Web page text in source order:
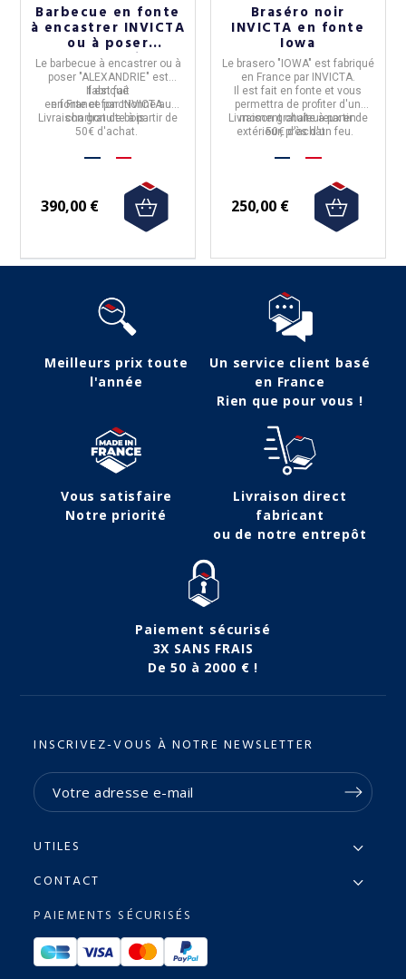
Barbecue en fonte
à encastrer INVICTA
ou à poser
Alexandrie
Le barbecue à encastrer ou à
poser "ALEXANDRIE" est
fabriqué
enFranceparINVICTA.
Il est fait
enfonteetfonctionne au
charbon de bois.
Livraison gratuite à partir de
50€ d'achat.
390,00 €
Braséro noir
INVICTA en fonte
Iowa
Le brasero "IOWA" est fabriqué
en Francepar INVICTA.
Il est fait enfonte et vous
permettra de profiter d'un
moment chaleureux en
extérieur, près d'un feu.
Livraison gratuite à partir de
50€ d'achat.
250,00 €
Meilleurs prix toute
l'année
Un service client basé
en France
Rien que pour vous !
Vous satisfaire
Notre priorité
Livraison direct
fabricant
ou de notre entrepôt
Paiement sécurisé
3X SANS FRAIS
De 50 à 2000 € !
INSCRIVEZ-VOUS À NOTRE NEWSLETTER
UTILES
CONTACT
PAIEMENTS SÉCURISÉS